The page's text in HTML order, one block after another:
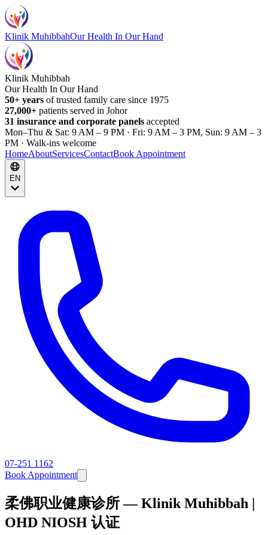
Klinik MuhibbahOur Health In Our Hand
Klinik Muhibbah
Our Health In Our Hand
50+ years of trusted family care since 1975
27,000+ patients served in Johor
31 insurance and corporate panels accepted
Mon–Thu & Sat: 9 AM – 9 PM · Fri: 9 AM – 3 PM, Sun: 9 AM – 3
PM · Walk-ins welcome
HomeAboutServicesContactBook Appointment
EN
07-251 1162
Book Appointment
柔佛职业健康诊所 — Klinik Muhibbah |
OHD NIOSH 认证